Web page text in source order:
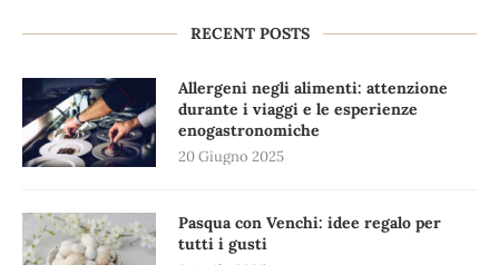
RECENT POSTS
Allergeni negli alimenti: attenzione
durante i viaggi e le esperienze
enogastronomiche
20 Giugno 2025
Pasqua con Venchi: idee regalo per
tutti i gusti